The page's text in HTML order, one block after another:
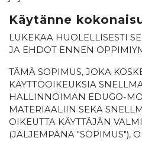
Käytänne
LUKEKAA HUOLELLISESTI
JA EHDOT ENNEN
TÄMÄ SOPIMUS, JOKA
KÄYTTÖOIKEUKSIA
HALLINNOIMAN EDUGO-
MATERIAALIIN SEKÄ
OIKEUTTA KÄYTTÄJÄN
(JÄLJEMPÄNÄ "SOPIMUS"),